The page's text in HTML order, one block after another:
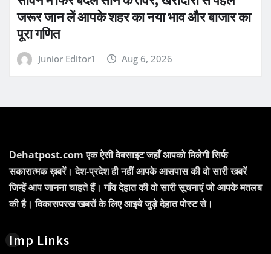
जरूर जान लें आपके शहर का नया भाव और बाजार का
पूरा गणित
Junior Editor1 Aug 6, 2026
Dehatpost.com एक ऐसी वेबसाइट जहाँ आपको मिलेगी सिर्फ
सकारात्मक ख़बरें। देश-प्रदेश ही नहीं आपके आसपास की वो सारी खबरें
जिन्हें आप जानना चाहते हैं। गाँव देहात की वो सारी सूचनाएं जो आपके मतलब
की है। विकासपरख खबरों के लिए आइये जुड़े देहात पोस्ट से।
Imp Links